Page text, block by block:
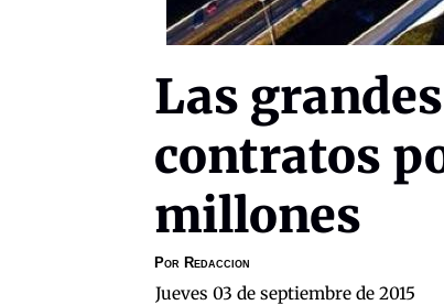
Las
contratos
millones
Por Redaccion
jueves 03 de septiembre de 2015